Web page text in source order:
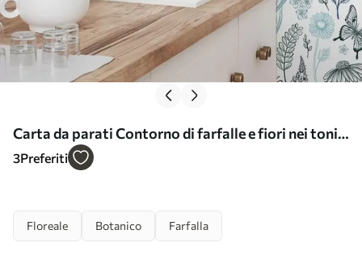
Carta da parati Contorno di farfalle e fiori nei toni
del blu e dell'azzurro Nr. a00311
3Preferiti
Floreale Botanico Farfalla